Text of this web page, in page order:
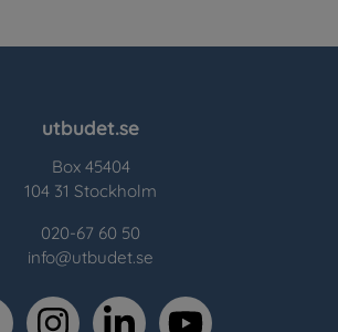
utbudet.se
Box 45404
104 31 Stockholm
020-67 60 50
info@utbudet.se
facebookinstagramlinkedin youtube